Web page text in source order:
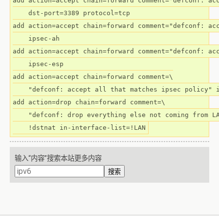
    dst-port=3389 protocol=tcp
add action=accept chain=forward comment="defconf:
    ipsec-ah
add action=accept chain=forward comment="defconf:
    ipsec-esp
add action=accept chain=forward comment=\
"defconf: accept all that matches ipsec policy"
add action=drop chain=forward comment=\
"defconf: drop everything else not coming from
输入“内容”搜索本站更多内容
搜索